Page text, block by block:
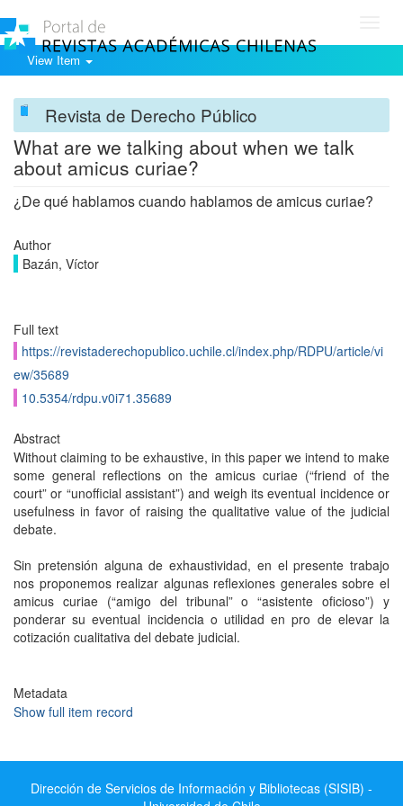
View Item
Revista de Derecho Público
What are we talking about when we talk
about amicus curiae?
¿De qué hablamos cuando hablamos de amicus curiae?
Author
Bazán, Víctor
Full text
https://revistaderechopublico.uchile.cl/index.php/RDPU/article/vi
ew/35689
10.5354/rdpu.v0i71.35689
Abstract
Without claiming to be exhaustive, in this paper we intend to make
some general reflections on the amicus curiae (“friend of the
court” or “unofficial assistant”) and weigh its eventual incidence or
usefulness in favor of raising the qualitative value of the judicial
debate.
Sin pretensión alguna de exhaustividad, en el presente trabajo
nos proponemos realizar algunas reflexiones generales sobre el
amicus curiae (“amigo del tribunal” o “asistente oficioso”) y
ponderar su eventual incidencia o utilidad en pro de elevar la
cotización cualitativa del debate judicial.
Metadata
Show full item record
Dirección de Servicios de Información y Bibliotecas (SISIB) -